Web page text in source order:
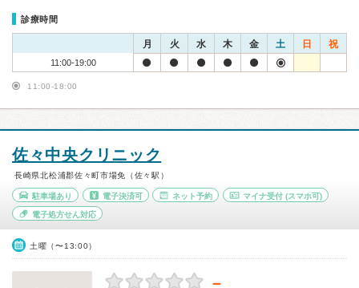
診療時間
月 火 水 木 金 土 日 祝
11:00-19:00
11:00-18:00
佐々中央クリニック
長崎県北松浦郡佐々町市場免（佐々駅）
駐車場あり 電子決済可 ネット予約 マイナ受付 (スマホ可)
電子処方せん対応
土曜（〜13:00）
－